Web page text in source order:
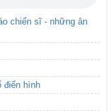
chiến sĩ - những ân
điển hình